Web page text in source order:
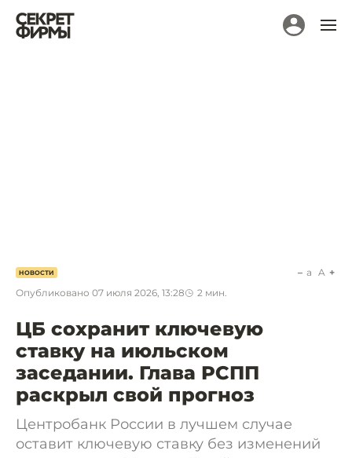
НОВОСТИ
Опубликовано 07 июля 2026, 13:28 2 мин.
a A
ЦБ сохранит ключевую
ставку на июльском
заседании. Глава РСПП
раскрыл свой прогноз
Центробанк России в лучшем случае
оставит ключевую ставку без изменений